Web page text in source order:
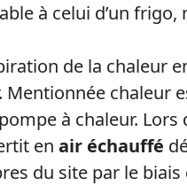
à celui d’un
de la
Mentionnée chaleur
à chaleur. Lors
en air échauffé
du site par le